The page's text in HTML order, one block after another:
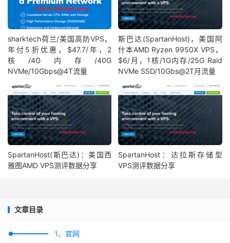
sharktech荷兰/美国高防VPS，
年付5折优惠，$47.7/年，2
核/4G内存/40G
NVMe/10Gbps@4T流量
斯巴达(SpartanHost)，美国阿
什本AMD Ryzen 9950X VPS，
$6/月，1核/1G内存/25G Raid
NVMe SSD/10Gbs@2T月流量
SpartanHost(斯巴达)：美国西
雅图AMD VPS测评数据分享
SpartanHost：达拉斯存储型
VPS测评数据分享
文章目录
1、官网